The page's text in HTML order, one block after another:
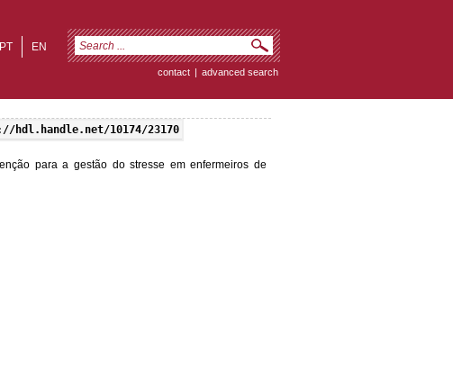
EN
PT
contact | advanced search
hdl.handle.net/10174/23170
para a gestão do stresse em enfermeiros de